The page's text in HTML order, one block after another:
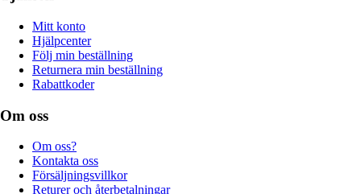
Mitt konto
Hjälpcenter
Följ min beställning
Returnera min beställning
Rabattkoder
Om oss
Om oss?
Kontakta oss
Försäljningsvillkor
Returer och återbetalningar